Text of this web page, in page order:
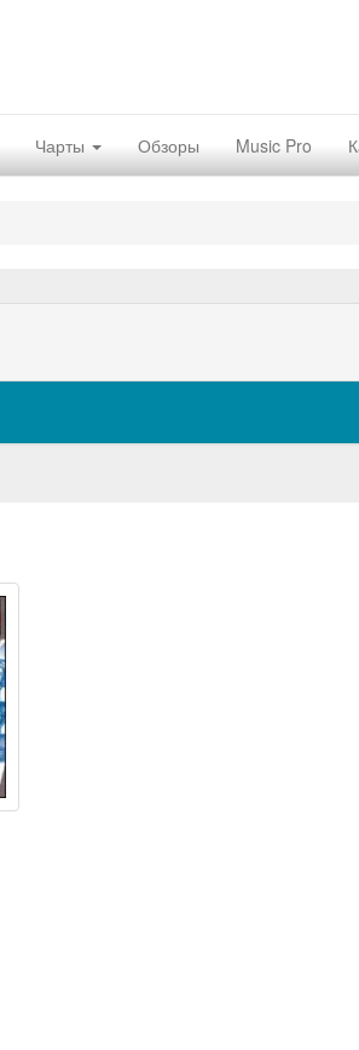
Чарты Обзоры Music Pro